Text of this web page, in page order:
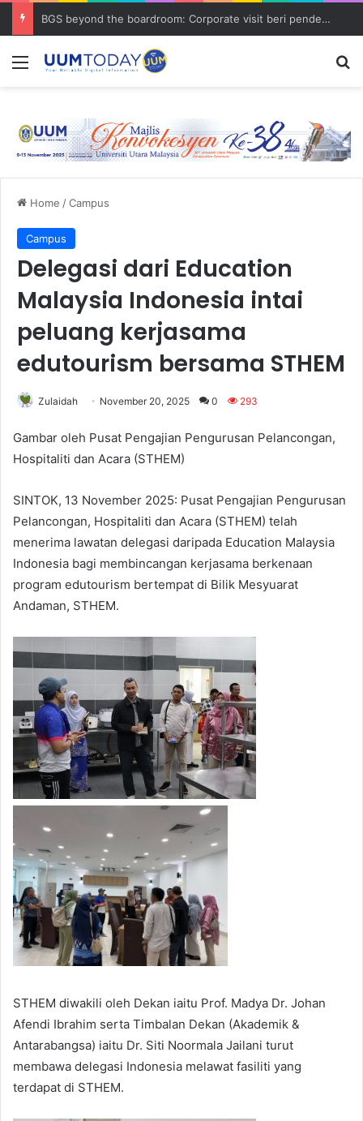
BGS beyond the boardroom: Corporate visit beri pendedahan dunia korporat kepada PELAJAR UUM
Menu
Home /Campus
Campus
Delegasi dari Education
Malaysia Indonesia intai
peluang kerjasama
edutourism bersama STHEM
Zulaidah November 20, 2025 0 293
Gambar oleh Pusat Pengajian Pengurusan Pelancongan,
Hospitaliti dan Acara (STHEM)
SINTOK, 13 November 2025: Pusat Pengajian Pengurusan
Pelancongan, Hospitaliti dan Acara (STHEM) telah
menerima lawatan delegasi daripada Education Malaysia
Indonesia bagi membincangan kerjasama berkenaan
program edutourism bertempat di Bilik Mesyuarat
Andaman, STHEM.
STHEM diwakili oleh Dekan iaitu Prof. Madya Dr. Johan
Afendi Ibrahim serta Timbalan Dekan (Akademik &
Antarabangsa) iaitu Dr. Siti Noormala Jailani turut
membawa delegasi Indonesia melawat fasiliti yang
terdapat di STHEM.